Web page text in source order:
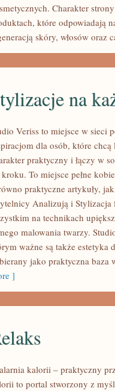
Charakter
które odpowiadają
skóry, włosów oraz
na
Veriss to miejsce w sieci
dla osób, które
praktyczny i łączy w
To miejsce pełne
praktyczne artykuły,
Analizują i Stylizacja
na technikach
malowania twarzy.
ważne są także estetyka
jako praktyczna baza
]
kalorii – praktyczny
to portal stworzony z